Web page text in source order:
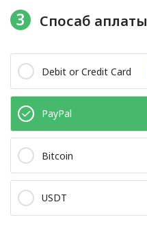
3 Спосаб аплаты
Debit or Credit Card
PayPal
Bitcoin
USDT